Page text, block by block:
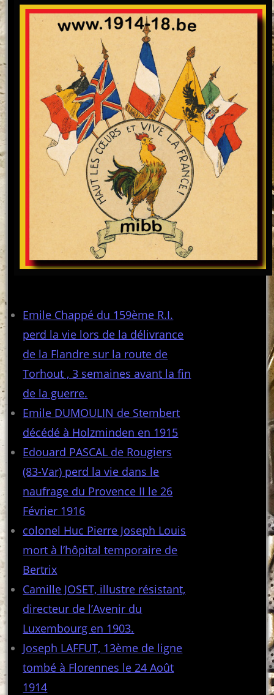
Emile Chappé du 159ème R.I.
perd la vie lors de la délivrance
de la Flandre sur la route de
Torhout , 3 semaines avant la fin
de la guerre.
Emile DUMOULIN de Stembert
décédé à Holzminden en 1915
Edouard PASCAL de Rougiers
(83-Var) perd la vie dans le
naufrage du Provence II le 26
Février 1916
colonel Huc Pierre Joseph Louis
mort à l’hôpital temporaire de
Bertrix
Camille JOSET, illustre résistant,
directeur de l’Avenir du
Luxembourg en 1903.
Joseph LAFFUT, 13ème de ligne
tombé à Florennes le 24 Août
1914